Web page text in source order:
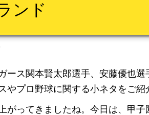
ンド
ス関本賢太郎選手、安藤優也選
やプロ野球に関する小ネタをご紹
ってきましたね。今日は、甲子